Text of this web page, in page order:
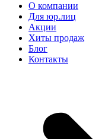
О компании
Для юр.лиц
Акции
Хиты продаж
Блог
Контакты